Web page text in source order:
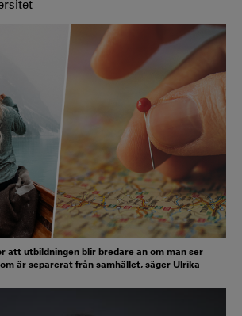
att utbildningen blir bredare än om man ser
är separerat från samhället, säger Ulrika